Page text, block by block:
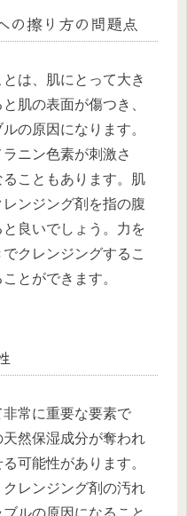
の擦り方の問題点
は、肌にとって大き
肌の表面が傷つき、
の原因になります。
ニン色素が刺激さ
こともあります。肌
ンジング剤を指の腹
良いでしょう。力を
クレンジングするこ
とができます。
常に重要な要素で
然保湿成分が奪われ
可能性があります。
レンジング剤の汚れ